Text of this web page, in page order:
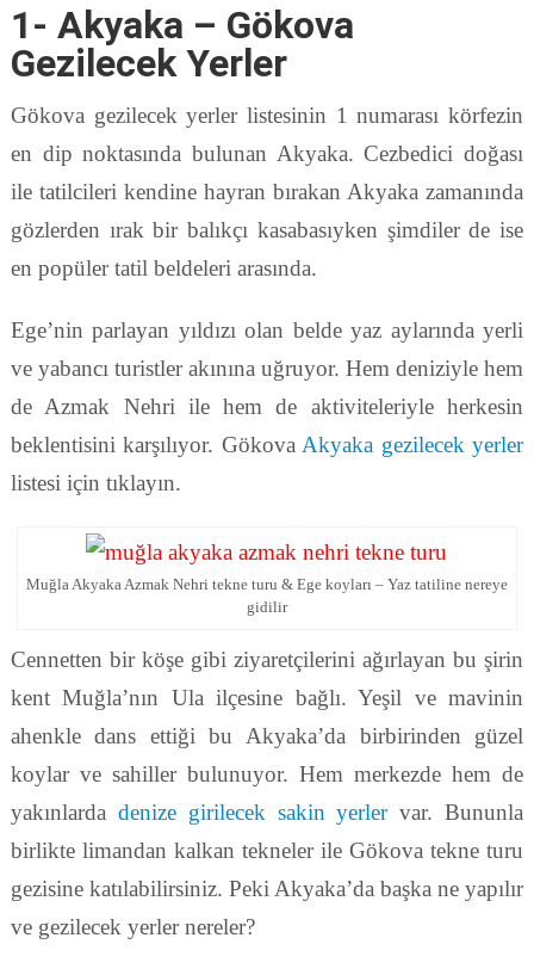
1- Akyaka – Gökova
Gezilecek Yerler
Gökova gezilecek yerler listesinin 1 numarası körfezin
en dip noktasında bulunan Akyaka. Cezbedici doğası
ile tatilcileri kendine hayran bırakan Akyaka zamanında
gözlerden ırak bir balıkçı kasabasıyken şimdiler de ise
en popüler tatil beldeleri arasında.
Ege’nin parlayan yıldızı olan belde yaz aylarında yerli
ve yabancı turistler akınına uğruyor. Hem deniziyle hem
de Azmak Nehri ile hem de aktiviteleriyle herkesin
beklentisini karşılıyor. Gökova Akyaka gezilecek yerler
listesi için tıklayın.
Muğla Akyaka Azmak Nehri tekne turu & Ege koyları – Yaz tatiline nereye
gidilir
Cennetten bir köşe gibi ziyaretçilerini ağırlayan bu şirin
kent Muğla’nın Ula ilçesine bağlı. Yeşil ve mavinin
ahenkle dans ettiği bu Akyaka’da birbirinden güzel
koylar ve sahiller bulunuyor. Hem merkezde hem de
yakınlarda denize girilecek sakin yerlervar. Bununla
birlikte limandan kalkan tekneler ile Gökova tekne turu
gezisine katılabilirsiniz. Peki Akyaka’da başka ne yapılır
ve gezilecek yerler nereler?